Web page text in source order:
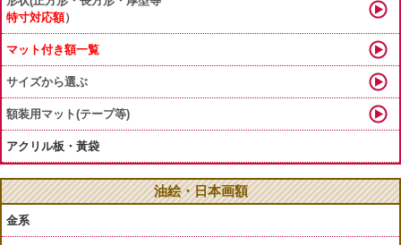
特寸対応額）
マット付き額一覧
サイズから選ぶ
額装用マット(テープ等)
アクリル板・黃袋
油絵・日本画額
金系